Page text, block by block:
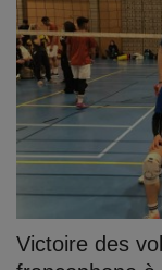
Victoire des